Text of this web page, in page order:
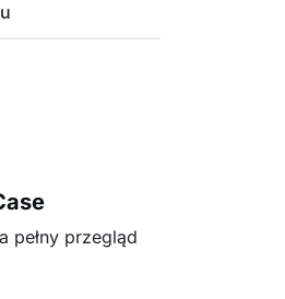
pełny przegląd